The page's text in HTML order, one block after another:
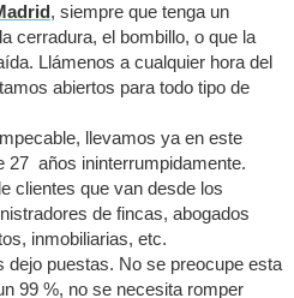
, siempre que tenga un
cerradura, el bombillo, o que la
Llámenos a cualquier hora del
abiertos para todo tipo de
llevamos ya en este
27 años ininterrumpidamente.
clientes que van desde los
de fincas, abogados
inmobiliarias, etc.
puestas. No se preocupe esta
99 %, no se necesita romper